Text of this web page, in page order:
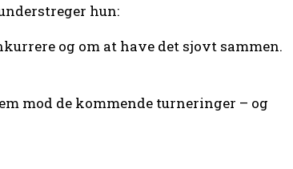
hun:
og om at have det sjovt sammen.
mod de kommende turneringer – og